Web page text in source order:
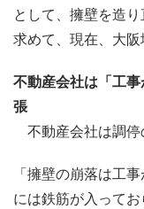
として、擁壁を造
求めて、現在、大阪
不動産会社は「工
張
不動産会社は調停
「擁壁の崩落は工
には鉄筋が入って